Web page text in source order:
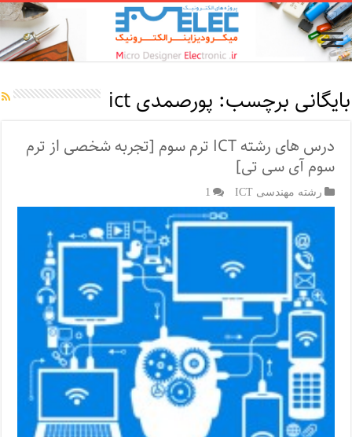
بایگانی برچسب: پورصمدی ict
درس های رشته ICT ترم سوم [تجربه شخصی از ترم
سوم آی سی تی]
رشته مهندسی ICT 1